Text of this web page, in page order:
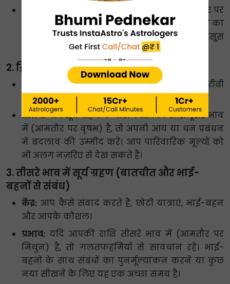
यदि आपकी राशि पहले भाव में है, जो आमतौर पर
मेष राशि का स्थान है, तो यह खुद को दोबारा समझने का
समय है। आप खुद को एक नए व्यक्ति के रूप में महसूस
2. द्वितीय भाव में सूर्य ग्रहण (धन एवं परिवार)
आपका पैसा, आपकी संपत्ति, आपका करीबी
परिवार और आपका बोलने का तरीका।
प्रभाव:यदि सूर्य ग्रहण के दौरान आपकी राशि दूसरे भाव
में (आमतौर पर वृषभ) है, तो अपनी आय या धन प्रबंधन
में बदलाव की उम्मीद करें। आप पारिवारिक मूल्यों को
भी अलग नज़रिए से देख सकते हैं।
3. तीसरे भाव में सूर्य ग्रहण (बातचीत और भाई-
बहनों से संबंध)
केंद्र: आप कैसे संवाद करते हैं, छोटी यात्राएं, भाई-बहन
और आपके कौशल।
प्रभाव: यदि आपकी राशि तीसरे भाव में (आमतौर पर
मिथुन) है, तो गलतफहमियों से सावधान रहें। भाई-
बहनों के साथ संबंधों का पुनर्मूल्यांकन करने या कुछ
नया सीखने के लिए यह एक अच्छा समय है।